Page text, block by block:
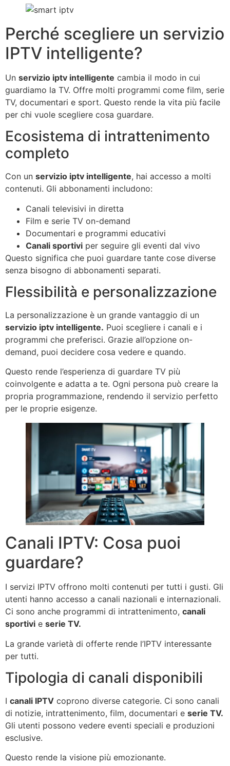
Perché scegliere un servizio
IPTV intelligente?
Un servizio iptv intelligente cambia il modo in cui
guardiamo la TV. Offre molti programmi come film, serie
TV, documentari e sport. Questo rende la vita più facile
per chi vuole scegliere cosa guardare.
Ecosistema di intrattenimento
completo
Con un servizio iptv intelligente, hai accesso a molti
contenuti. Gli abbonamenti includono:
Canali televisivi in diretta
Film e serie TV on-demand
Documentari e programmi educativi
Canali sportivi per seguire gli eventi dal vivo
Questo significa che puoi guardare tante cose diverse
senza bisogno di abbonamenti separati.
Flessibilità e personalizzazione
La personalizzazione è un grande vantaggio di un
servizio iptv intelligente. Puoi scegliere i canali e i
programmi che preferisci. Grazie all’opzione on-
demand, puoi decidere cosa vedere e quando.
Questo rende l’esperienza di guardare TV più
coinvolgente e adatta a te. Ogni persona può creare la
propria programmazione, rendendo il servizio perfetto
per le proprie esigenze.
Canali IPTV: Cosa puoi
guardare?
I servizi IPTV offrono molti contenuti per tutti i gusti. Gli
utenti hanno accesso a canali nazionali e internazionali.
Ci sono anche programmi di intrattenimento, canali
sportivi e serie TV.
La grande varietà di offerte rende l’IPTV interessante
per tutti.
Tipologia di canali disponibili
I canali IPTV coprono diverse categorie. Ci sono canali
di notizie, intrattenimento, film, documentari e serie TV.
Gli utenti possono vedere eventi speciali e produzioni
esclusive.
Questo rende la visione più emozionante.